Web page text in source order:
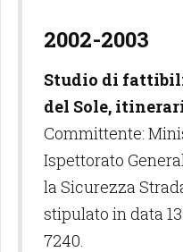
2002-2003
Studio di
del Sole,
Committente:
Ispettorato
la Sicurezza
stipulato in data
7240.